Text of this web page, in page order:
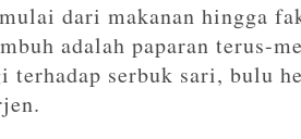
dari makanan hingga
adalah paparan terus-
serbuk sari, bulu